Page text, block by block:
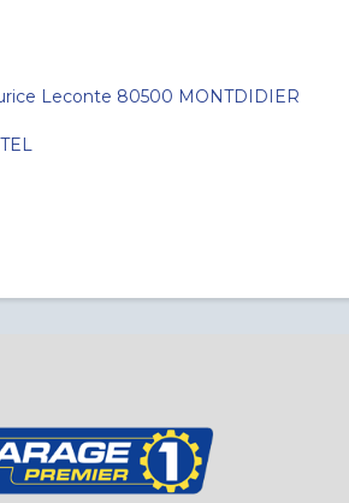
Leconte 80500 MONTDIDIER